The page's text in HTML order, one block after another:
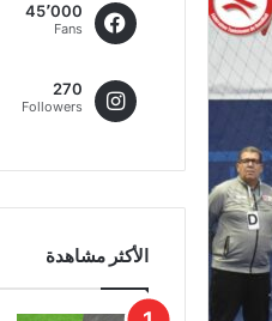
45٬000
Fans
270
Followers
الأكثر مشاهدة